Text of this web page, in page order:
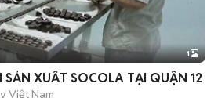
1
XUẤT SOCOLA TẠI QUẬN 12
Việt Nam